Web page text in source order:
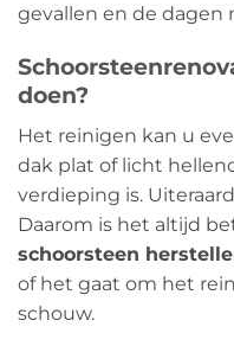
gevallen en de dagen
doen?
Het reinigen kan u
dak plat of licht
verdieping is.
Daarom is het altijd
schoorsteen
of het gaat om het
schouw.